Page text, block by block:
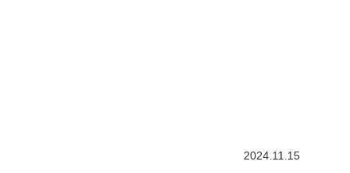
2024.11.15